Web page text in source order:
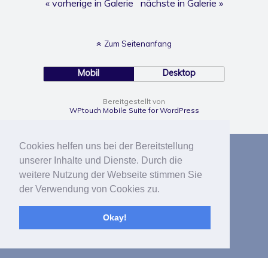
Cookies helfen uns bei der Bereitstellung
unserer Inhalte und Dienste. Durch die
weitere Nutzung der Webseite stimmen Sie
der Verwendung von Cookies zu.
Okay!
« vorherige in Galerie nächste in Galerie »
Zum Seitenanfang
Mobil Desktop
Bereitgestellt von
WPtouch Mobile Suite for WordPress